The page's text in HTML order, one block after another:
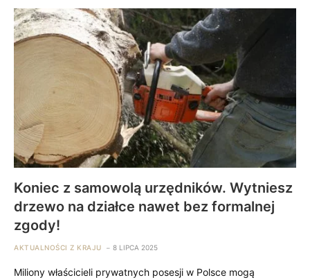
Koniec z samowolą urzędników. Wytniesz
drzewo na działce nawet bez formalnej
zgody!
AKTUALNOŚCI Z KRAJU 8 LIPCA 2025
Miliony właścicieli prywatnych posesji w Polsce mogą